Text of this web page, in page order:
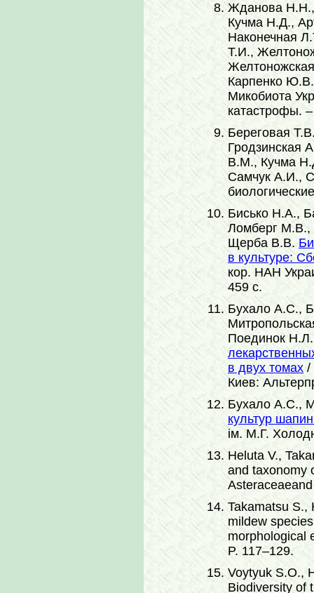
Жданова Н.Н.,
Кучма Н.Д.,
Наконечная
Т.И.,
Карпенко
Микобиота
катастрофы.
Береговая
Гродзинская
В.М., Кучма
Самчук А.И.,
Бисько Н.А.,
Ломберг М.В.,
Щерба В.В.
в культуре:
кор. НАН
459 с.
Бухало А.С.,
Поединок
в двух томах /
Киев:
Бухало А.С.,
культур
ім. М.Г.
Heluta V.,
and taxonomy
Takamatsu S.,
mildew
morphological
P. 117–129.
Voytyuk S.O.,
Biodiversity of